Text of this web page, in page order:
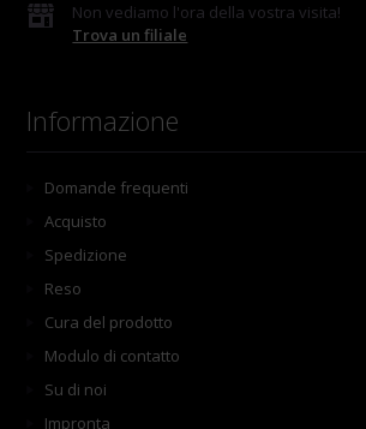
Non vediamo l'ora della vostra visita!
Trova un filiale
Informazione
Domande frequenti
Acquisto
Spedizione
Reso
Cura del prodotto
Modulo di contatto
Su di noi
Impronta